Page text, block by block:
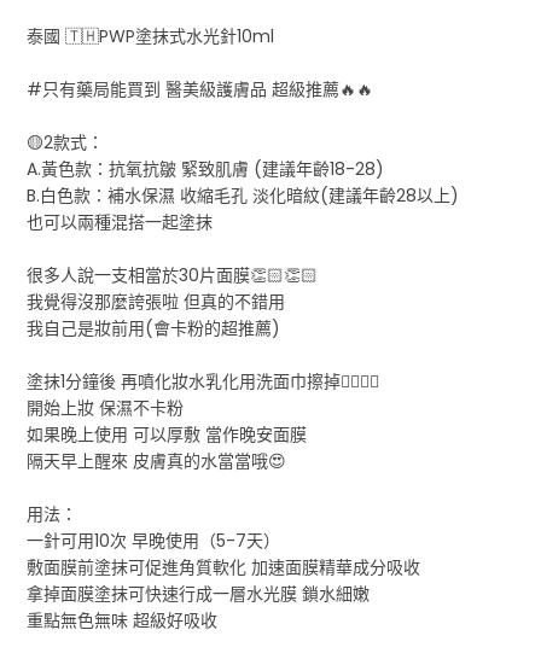
泰國 🇹🇭PWP塗抹式水光針10ml
#只有藥局能買到 醫美級護膚品 超級推薦🔥🔥
🟡2款式：
A.黃色款：抗氧抗皺 緊致肌膚 (建議年齡18-28)
B.白色款：補水保濕 收縮毛孔 淡化暗紋(建議年齡28以上)
也可以兩種混搭一起塗抹
很多人說一支相當於30片面膜👏🏻👏🏻
我覺得沒那麼誇張啦 但真的不錯用
我自己是妝前用(會卡粉的超推薦)
塗抹1分鐘後 再噴化妝水乳化用洗面巾擦掉👍🏻👍🏻
開始上妝 保濕不卡粉
如果晚上使用 可以厚敷 當作晚安面膜
隔天早上醒來 皮膚真的水當當哦😍
用法：
一針可用10次 早晚使用（5-7天）
敷面膜前塗抹可促進角質軟化 加速面膜精華成分吸收
拿掉面膜塗抹可快速行成一層水光膜 鎖水細嫩
重點無色無味 超級好吸收